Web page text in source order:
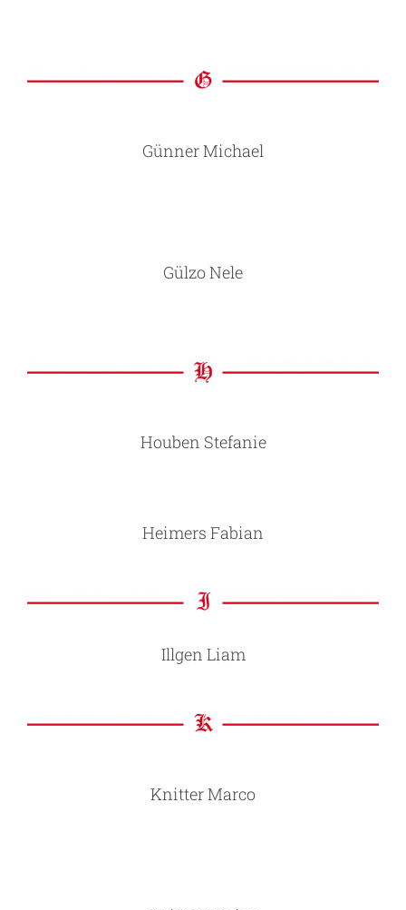
Günner Michael
Gülzo Nele
Houben Stefanie
Heimers Fabian
Illgen Liam
Knitter Marco